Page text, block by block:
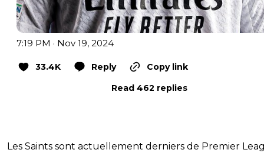
7:19 PM · Nov 19, 2024
33.4K Reply
Copy link
Read 462 replies
Les Saints sont actuellement derniers de Premier